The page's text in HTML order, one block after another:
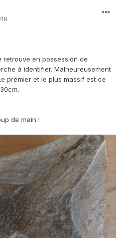
retrouve en possession de
à identifier. Malheureusement
premier et le plus massif est ce
de main !